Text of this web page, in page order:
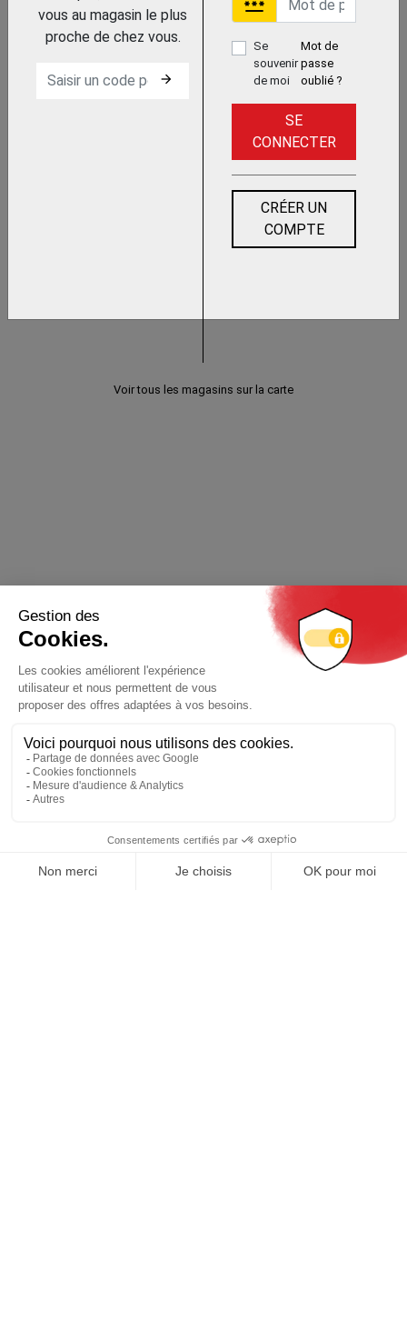
CABLE
vous au magasin le plus
proche de chez vous.
arrow_forward
password
Se
souvenir
de moi
Mot de
passe
oublié ?
SE
CONNECTER
CRÉER UN
COMPTE
Voir tous les magasins sur la carte